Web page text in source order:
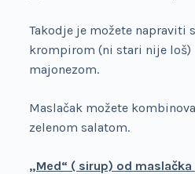
Takodje je možete napraviti
krompirom (ni stari nije
majonezom.
Maslačak možete
zelenom salatom.
„Med“ ( sirup) od maslačka